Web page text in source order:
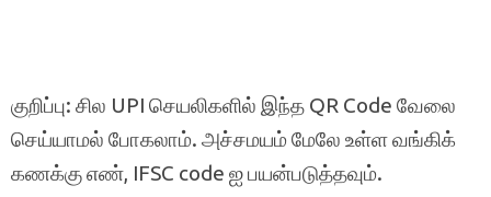
குறிப்பு: சில UPI செயலிகளில் இந்த QR Code வேலை
செய்யாமல் போகலாம். அச்சமயம் மேலே உள்ள வங்கிக்
கணக்கு எண், IFSC code ஐ பயன்படுத்தவும்.